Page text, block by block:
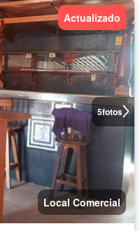
5fotos
Actualizado
Local Comercial